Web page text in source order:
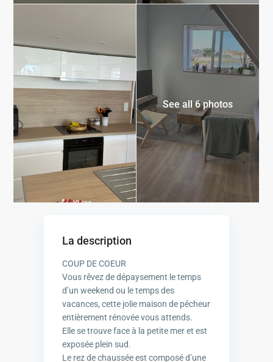
See all 6 photos
La description
COUP DE COEUR
Vous rêvez de dépaysement le temps
d’un weekend ou le temps des
vacances, cette jolie maison de pêcheur
entièrement rénovée vous attends.
Elle se trouve face à la petite mer et est
exposée plein sud.
Le rez de chaussée est composé d’une